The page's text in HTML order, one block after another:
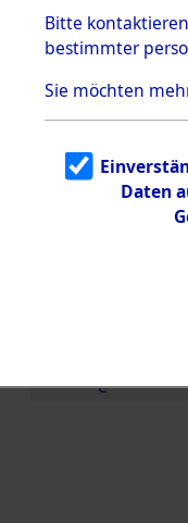
5.3.1
zu
en
5.3.2
g
5.3.3
e
Bitte kontaktieren
bestimmter
Sie möchten
Daten